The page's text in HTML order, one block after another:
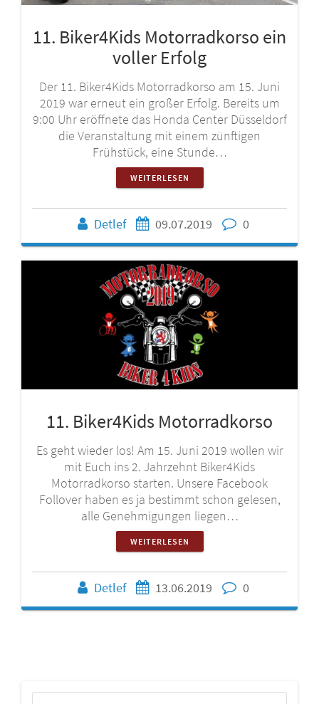
11. Biker4Kids Motorradkorso ein
voller Erfolg
Der 11. Biker4Kids Motorradkorso am 15. Juni
2019 war erneut ein großer Erfolg. Bereits um
9:00 Uhr eröffnete das Honda Center Düsseldorf
die Veranstaltung mit einem zünftigen
Frühstück, eine Stunde…
WEITERLESEN
Detlef 09.07.2019 0
11. Biker4Kids Motorradkorso
Es geht wieder los! Am 15. Juni 2019 wollen wir
mit Euch ins 2. Jahrzehnt Biker4Kids
Motorradkorso starten. Unsere Facebook
Follover haben es ja bestimmt schon gelesen,
alle Genehmigungen liegen…
WEITERLESEN
Detlef 13.06.2019 0